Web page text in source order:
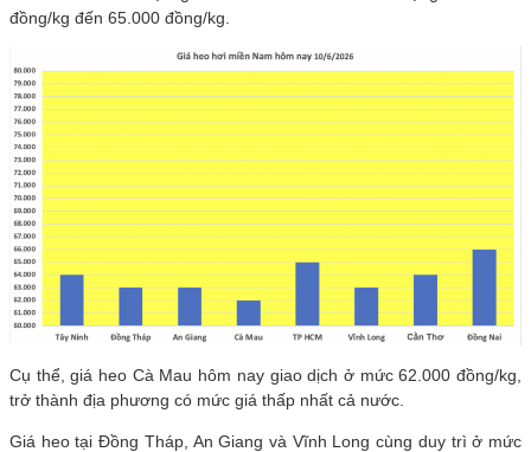
đồng/kg đến 65.000 đồng/kg.
Cụ thể, giá heo Cà Mau hôm nay giao dịch ở mức 62.000 đồng/kg,
trở thành địa phương có mức giá thấp nhất cả nước.
Giá heo tại Đồng Tháp, An Giang và Vĩnh Long cùng duy trì ở mức